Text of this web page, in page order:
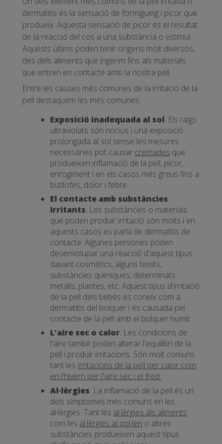
dermatitis és la sensació de formigueig i picor que
produeix. Aquesta sensació de picor és el resultat
de la reacció del cos a una substància o estímul.
Aquests últims poden tenir orígens molt diversos,
des dels aliments que ingerim fins als materials
que entren en contacte amb la nostra pell.
Entre les causes més comunes de la irritació de la
pell destaquem les més comunes:
Exposició inadequada al sol. Els raigs
ultraviolats són nocius i una exposició
prolongada al sol sense les mesures
necessàries pot causar cremades que
produeixen inflamació de la pell, picor,
enrogiment i en els casos més greus fins a
butllofes, dolor i febre.
El contacte amb substàncies
irritants. Les substàncies o materials
que poden produir irritació són molts i en
aquests casos es parla de dermatitis de
contacte. Algunes persones poden
desenvolupar una reacció d'aquest tipus
davant cosmètics, alguns teixits,
substàncies químiques, determinats
metalls, plantes, etc. Aquest tipus d'irritació
de la pell dels bebès es coneix com a
dermatitis del bolquer i és causada pel
contacte de la pell amb el bolquer humit.
L'aire sec o calor. Les condicions de
l'aire també poden alterar l'equilibri de la
pell i produir irritacions. Són molt comuns
tant les irritacions de la pell per calor com
en l'hivern per l'aire sec i el fred.
Al·lèrgies. La inflamació de la pell és un
dels símptomes més comuns en les
al·lèrgies. Tant les al·lèrgies als aliments
com les al·lèrgies al pol·len o altres
substàncies produeixen aquest tipus